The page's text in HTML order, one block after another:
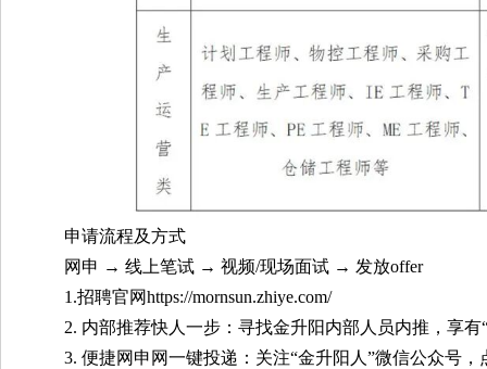
申请流程及方式
网申 → 线上笔试 → 视频/现场面试 → 发放offer
1.招聘官网https://mornsun.zhiye.com/
2. 内部推荐快人一步：寻找金升阳内部人员内推，享
3. 便捷网申网一键投递：关注“金升阳人”微信公众号，